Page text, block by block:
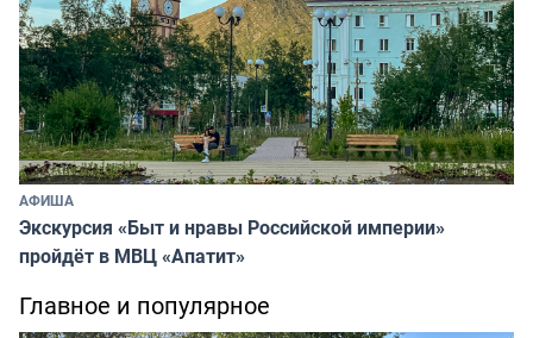
АФИША
Экскурсия «Быт и нравы Российской империи»
пройдёт в МВЦ «Апатит»
Главное и популярное